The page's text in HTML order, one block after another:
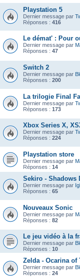
Playstation 5
Dernier message par
Réponses : 416
Le démat' : Pour
Dernier message par
Réponses : 47
Switch 2
Dernier message par
Réponses : 200
La trilogie Final
Dernier message par
Réponses : 173
Xbox Series X,
Dernier message par
Réponses : 224
Playstation store
Dernier message par
Réponses : 14
Sekiro - Shadows
Dernier message par
Réponses : 65
Nouveaux Sonic
Dernier message par
Réponses : 82
Le jeu vidéo à la
Dernier message par
Réponses : 10
Zelda - Ocarina of
Dernier message par
Réponses : 24